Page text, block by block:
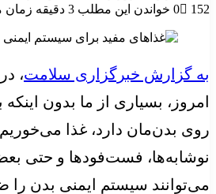
0
152 خواندن این مطلب 3 دقیقه زمان میبرد
به گزارش خبرگزاری سلامت،
امروز، بسیاری از ما بدون اینکه
روی بدن‌مان دارد، غذا
نوشابه‌ها، فست‌فودها و حتی
می‌توانند سیستم ایمنی بدن را